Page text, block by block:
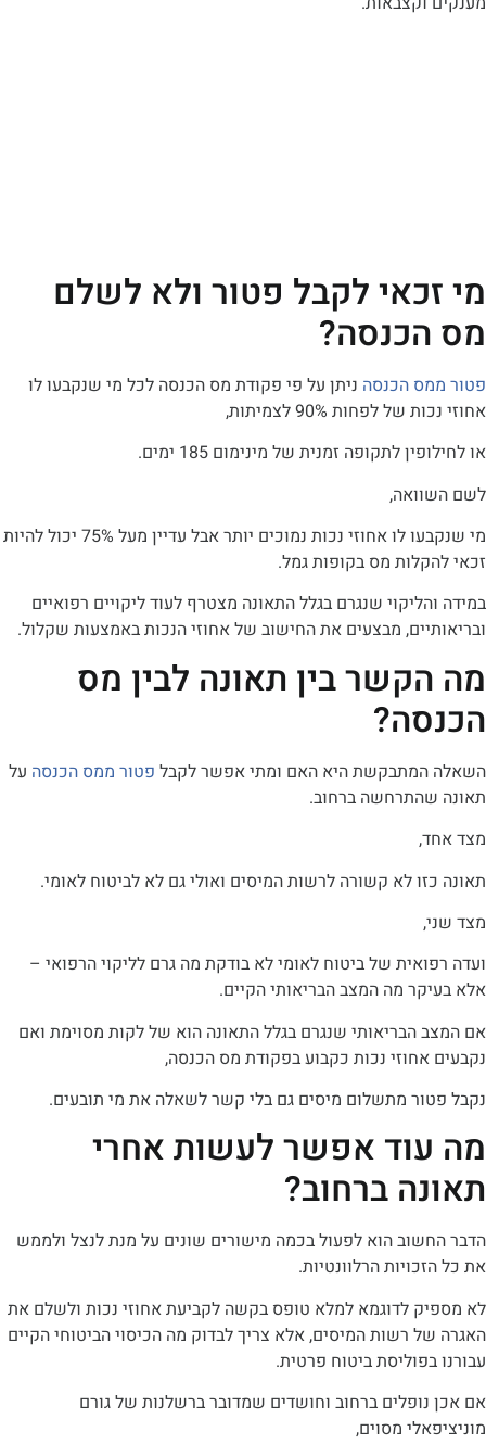
לקבל פטור ולא לשלם
הכנסהניתן על פי פקודת מס הכנסה לכל מי שנקבעו לו
לפחות 90% לצמיתות,
לתקופה זמנית של מינימום 185 ימים.
מי שנקבעו לו אחוזי נכות נמוכים יותר אבל עדיין מעל 75% יכול להיות
מס בקופות גמל.
שנגרם בגלל התאונה מצטרף לעוד ליקויים רפואיים
מבצעים את החישוב של אחוזי הנכות באמצעות שקלול.
בין תאונה לבין מס
היא האם ומתי אפשר לקבלפטור ממס הכנסהעל
ברחוב.
לא קשורה לרשות המיסים ואולי גם לא לביטוח לאומי.
של ביטוח לאומי לא בודקת מה גרם לליקוי הרפואי –
מה המצב הבריאותי הקיים.
הבריאותי שנגרם בגלל התאונה הוא של לקות מסוימת ואם
נכות כקבוע בפקודת מס הכנסה,
מתשלום מיסים גם בלי קשר לשאלה את מי תובעים.
אפשר לעשות אחרי
ברחוב?
הוא לפעול בכמה מישורים שונים על מנת לנצל ולממש
הרלוונטיות.
לדוגמא למלא טופס בקשה לקביעת אחוזי נכות ולשלם את
רשות המיסים, אלא צריך לבדוק מה הכיסוי הביטוחי הקיים
ביטוח פרטית.
ברחוב וחושדים שמדובר ברשלנות של גורם
מסוים,